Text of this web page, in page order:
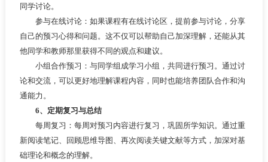
同学讨论。
参与在线讨论：如果课程有在线讨论区，提前参与讨论，分享
自己的预习心得和问题。这不仅可以帮助自己加深理解，还能从其
他同学和教师那里获得不同的观点和建议。
小组合作预习：与同学组成学习小组，共同进行预习。通过讨
论和交流，可以更好地理解课程内容，同时也能培养团队合作和沟
通能力。
6、定期复习与总结
每周复习：每周对预习内容进行复习，巩固所学知识。通过重
新阅读笔记、回顾思维导图、再次阅读关键文献等方式，加深对基
础理论和概念的理解。